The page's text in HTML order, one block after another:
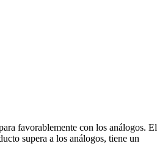
favorablemente con los análogos. El
supera a los análogos, tiene un